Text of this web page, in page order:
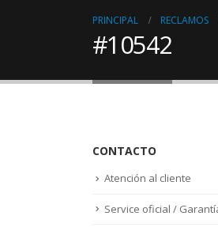
PRINCIPAL RECLAMOS
#10542
CONTACTO
Atención al cliente
Service oficial /